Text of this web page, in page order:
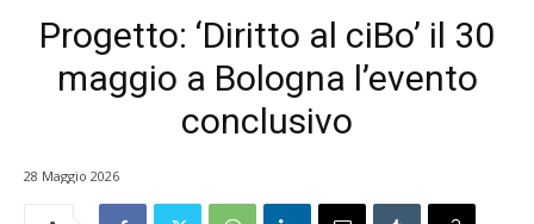
Progetto: ‘Diritto al ciBo’ il 30
maggio a Bologna l’evento
conclusivo
28 Maggio 2026